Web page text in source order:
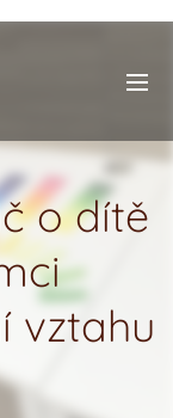
o dítě
vztahu